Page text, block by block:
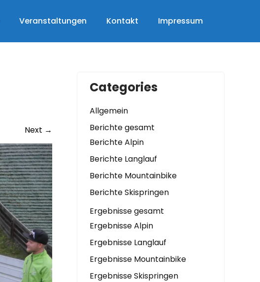
Veranstaltungen Kontakt Impressum
Next →
Categories
Allgemein
Berichte gesamt
Berichte Alpin
Berichte Langlauf
Berichte Mountainbike
Berichte Skispringen
Ergebnisse gesamt
Ergebnisse Alpin
Ergebnisse Langlauf
Ergebnisse Mountainbike
Ergebnisse Skispringen